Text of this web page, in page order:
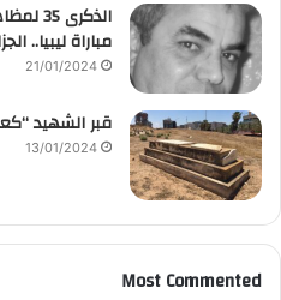
مباراة ليبيا..
21/01/2024
قبر الشهيد
13/01/2024
Most Commented